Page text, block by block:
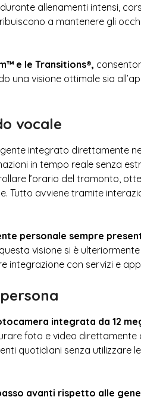
allenamenti intensi,
a mantenere gli
e le Transitions®,
una visione ottimale sia
vocale
integrato direttamente
in tempo reale senza
l’orario del tramonto,
Tutto avviene tramite
personale sempre
visione si è
integrazione con servizi e
integrata da 12
foto e video
quotidiani senza utilizzare
avanti rispetto alle